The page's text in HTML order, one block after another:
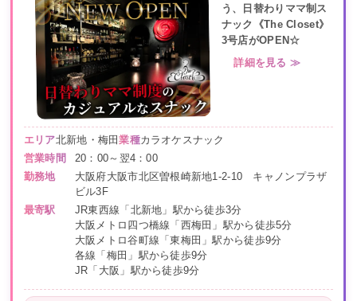
う、日替わりママ制ス
ナック《The Closet》
3号店がOPEN☆
詳細を見る ≫
エリア北新地・梅田業種カラオケスナック
営業時間
20：00～翌4：00
勤務地
大阪府大阪市北区曽根崎新地1-2-10 キャノンプラザ
ビル3F
最寄駅
JR東西線「北新地」駅から徒歩3分
大阪メトロ四つ橋線「西梅田」駅から徒歩5分
大阪メトロ谷町線「東梅田」駅から徒歩9分
各線「梅田」駅から徒歩9分
JR「大阪」駅から徒歩9分